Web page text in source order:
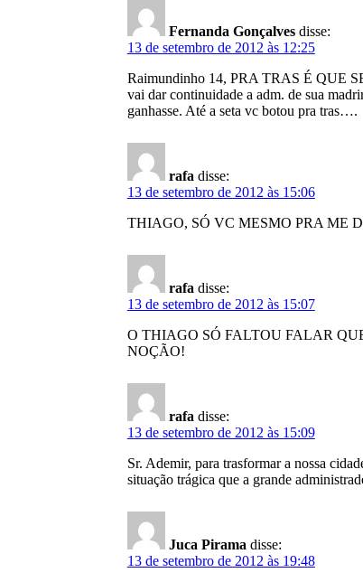
Fernanda Gonçalves disse:
13 de setembro de 2012 às 12:25
Raimundinho 14, PRA TRAS É QUE
vai dar continuidade a adm. de sua
ganhasse. Até a seta vc botou pra tras….
rafa disse:
13 de setembro de 2012 às 15:06
THIAGO, SÓ VC MESMO PRA ME
rafa disse:
13 de setembro de 2012 às 15:07
O THIAGO SÓ FALTOU FALAR
NOÇÃO!
rafa disse:
13 de setembro de 2012 às 15:09
Sr. Ademir, para trasformar a nossa
situação trágica que a grande
Juca Pirama disse:
13 de setembro de 2012 às 19:48